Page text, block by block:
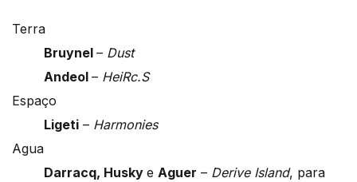
Terra
Bruynel – Dust
Andeol – HeiRc.S
Espaço
Ligeti – Harmonies
Agua
Darracq, Husky e Aguer – Derive Island, para